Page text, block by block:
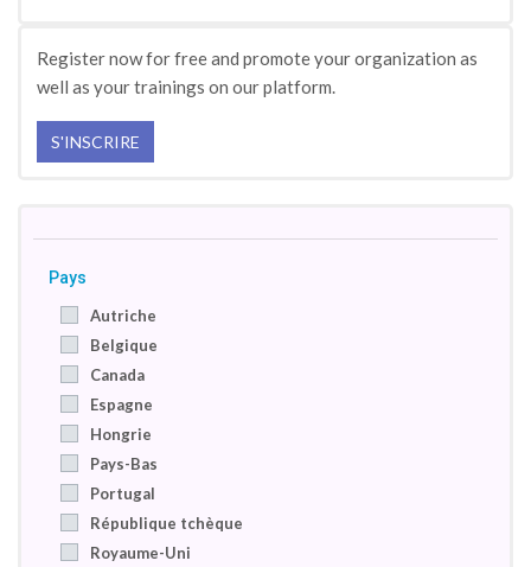
Register now for free and promote your organization as
well as your trainings on our platform.
S'INSCRIRE
Pays
Autriche
Belgique
Canada
Espagne
Hongrie
Pays-Bas
Portugal
République tchèque
Royaume-Uni